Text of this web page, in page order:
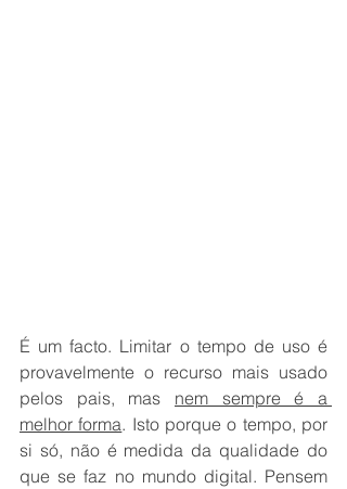
É um facto. Limitar o tempo de uso é
provavelmente o recurso mais usado
pelos pais, mas nem sempre é a
melhor forma. Isto porque o tempo, por
si só, não é medida da qualidade do
que se faz no mundo digital. Pensem